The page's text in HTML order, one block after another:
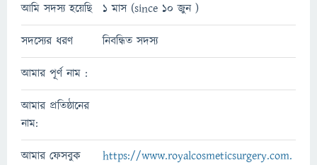
আমি সদস্য হয়েছি 1 মাস (since 10 জুন )
সদস্যের ধরণ নিবন্ধিত সদস্য
আমার পূর্ণ নাম :
আমার প্রতিষ্ঠানের
নাম:
আমার ফেসবুক
https://www.royalcosmeticsurgery.com.